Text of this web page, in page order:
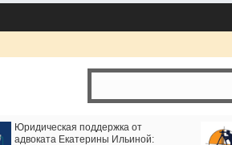
Логистика и комплексная перевозка
компанией АВАС ГРУПП